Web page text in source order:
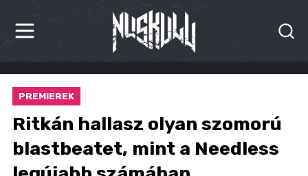
HÍREK
KRITIKÁK
BESZÁMOLÓK
INTERJÚK
PREMIEREK
Ritkán hallasz olyan szomorú
blastbeatet, mint a Needless